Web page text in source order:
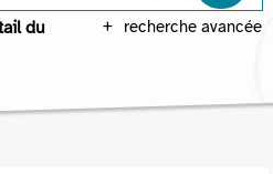
recherche avancée
du